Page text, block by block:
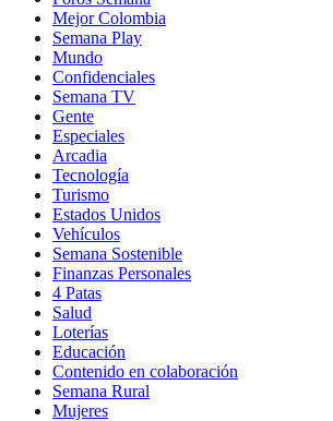
Mejor Colombia
Semana Play
Mundo
Confidenciales
Semana TV
Gente
Especiales
Arcadia
Tecnología
Turismo
Estados Unidos
Vehículos
Semana Sostenible
Finanzas Personales
4 Patas
Salud
Loterías
Educación
Contenido en colaboración
Semana Rural
Mujeres